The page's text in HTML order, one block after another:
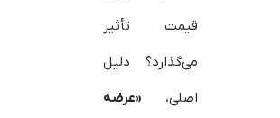
قیمت تأثیر
می‌گذارد؟ دلیل
اصلی، «عرضه